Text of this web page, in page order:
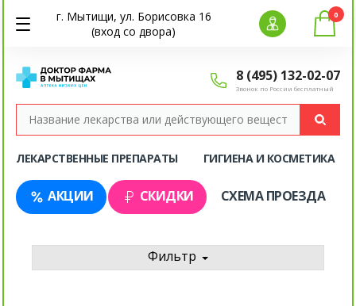
г. Мытищи, ул. Борисовка 16
(вход со двора)
8 (495) 132-02-07
Звонок по России бесплатный
0
ЛЕКАРСТВЕННЫЕ ПРЕПАРАТЫ ГИГИЕНА И КОСМЕТИКА
АКЦИИ СКИДКИ СХЕМА ПРОЕЗДА
Фильтр